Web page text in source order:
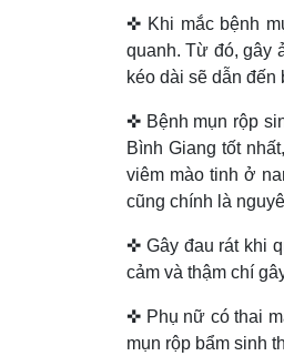
✜ Khi mắc bệnh
quanh. Từ đó, gây
kéo dài sẽ dẫn đến
✜ Bệnh mụn rộp
Bình Giang tốt
viêm mào tinh ở
cũng chính là
✜ Gây đau rát khi
cảm và thậm chí
✜ Phụ nữ có thai
mụn rộp bẩm sinh